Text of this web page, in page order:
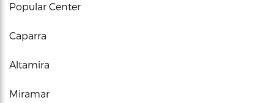
Popular Center
Caparra
Altamira
Miramar